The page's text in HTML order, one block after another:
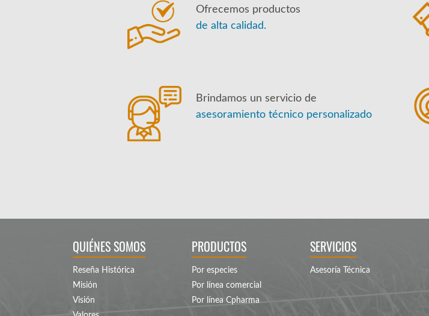
Ofrecemos productos
de alta calidad.
Brindamos un servicio de
asesoramiento técnico personalizado
QUIÉNES SOMOS
Reseña Histórica
Misión
Visión
PRODUCTOS
Por especies
Por línea comercial
Por línea Cpharma
SERVICIOS
Asesoría Técnica